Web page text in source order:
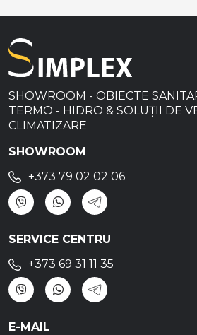
SHOWROOM - OBIECTE
TERMO - HIDRO & SOLUȚII DE
CLIMATIZARE
SHOWROOM
+373 79 02 02 06
SERVICE CENTRU
+373 69 31 11 35
E-MAIL